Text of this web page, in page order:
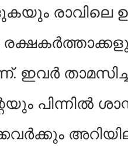
രാവിലെ
ഇവർ
പിന്നിൽ